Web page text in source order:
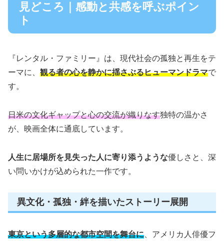
見どころ｜感動と共感を呼ぶポイン
ト
『レンタル・ファミリー』は、現代社会の孤独と再生をテ
ーマに、 観る者の心を静かに揺さぶるヒューマンドラマで
す。
日米の文化ギャップと心の交流が織りなす独特の温かさ
が、映画全体に通底しています。
人生に居場所を見失った人に寄り添うような優しさと、深
い問いかけが込められた一作です。
異文化・孤独・絆を描いたストーリー展開
東京という多層的な都市空間を舞台に 、アメリカ人俳優フ